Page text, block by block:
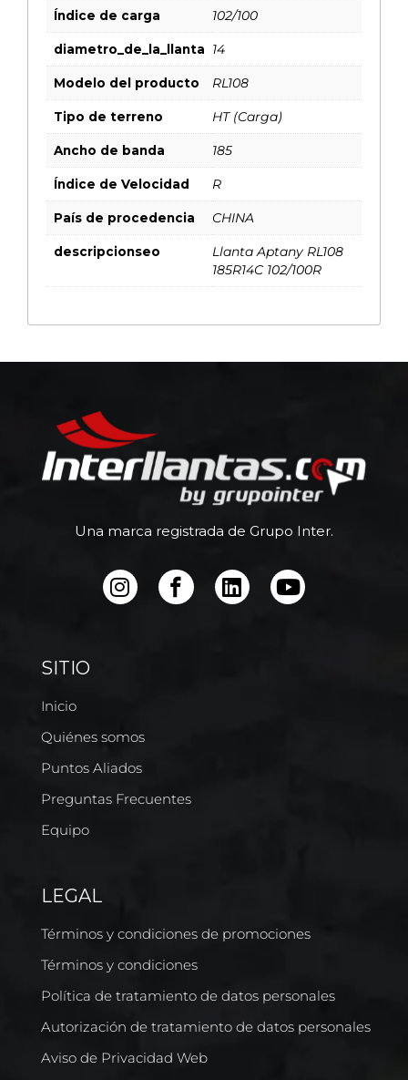
Índice de carga 102/100
diametro_de_la_llanta 14
Modelo del producto RL108
Tipo de terreno HT (Carga)
Ancho de banda 185
Índice de Velocidad R
País de procedencia CHINA
descripcionseo
Llanta Aptany RL108
185R14C 102/100R
Una marca registrada de Grupo Inter.
SITIO
Inicio
Quiénes somos
Puntos Aliados
Preguntas Frecuentes
Equipo
LEGAL
Términos y condiciones de promociones
Términos y condiciones
Política de tratamiento de datos personales
Autorización de tratamiento de datos personales
Aviso de Privacidad Web